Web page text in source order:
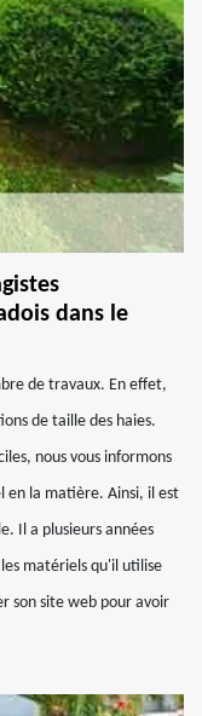
dans le
de travaux. En effet,
de taille des haies.
nous vous informons
en la matière. Ainsi, il est
Il a plusieurs années
matériels qu'il utilise
son site web pour avoir